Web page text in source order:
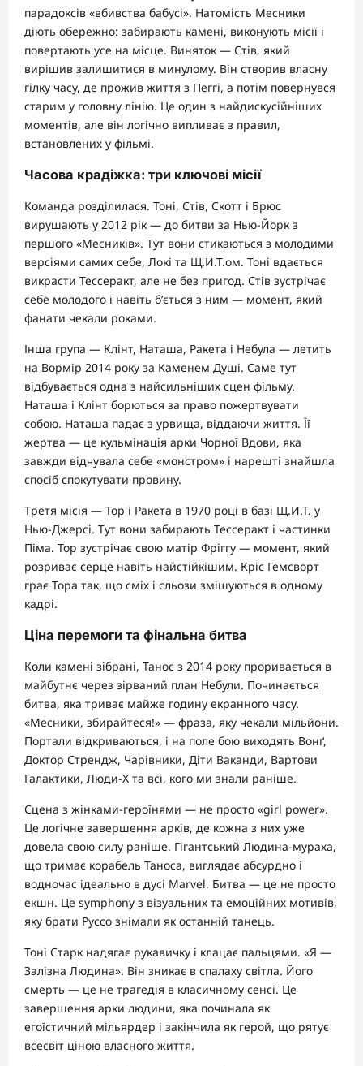
парадоксів «вбивства бабусі». Натомість Месники
діють обережно: забирають камені, виконують місії і
повертають усе на місце. Виняток — Стів, який
вирішив залишитися в минулому. Він створив власну
гілку часу, де прожив життя з Пеггі, а потім повернувся
старим у головну лінію. Це один з найдискусійніших
моментів, але він логічно випливає з правил,
встановлених у фільмі.
Часова крадіжка: три ключові місії
Команда розділилася. Тоні, Стів, Скотт і Брюс
вирушають у 2012 рік — до битви за Нью-Йорк з
першого «Месників». Тут вони стикаються з молодими
версіями самих себе, Локі та Щ.И.Т.ом. Тоні вдається
викрасти Тессеракт, але не без пригод. Стів зустрічає
себе молодого і навіть б’ється з ним — момент, який
фанати чекали роками.
Інша група — Клінт, Наташа, Ракета і Небула — летить
на Вормір 2014 року за Каменем Душі. Саме тут
відбувається одна з найсильніших сцен фільму.
Наташа і Клінт борються за право пожертвувати
собою. Наташа падає з урвища, віддаючи життя. Її
жертва — це кульмінація арки Чорної Вдови, яка
завжди відчувала себе «монстром» і нарешті знайшла
спосіб спокутувати провину.
Третя місія — Тор і Ракета в 1970 році в базі Щ.И.Т. у
Нью-Джерсі. Тут вони забирають Тессеракт і частинки
Піма. Тор зустрічає свою матір Фріггу — момент, який
розриває серце навіть найстійкішим. Кріс Гемсворт
грає Тора так, що сміх і сльози змішуються в одному
кадрі.
Ціна перемоги та фінальна битва
Коли камені зібрані, Танос з 2014 року проривається в
майбутнє через зірваний план Небули. Починається
битва, яка триває майже годину екранного часу.
«Месники, збирайтеся!» — фраза, яку чекали мільйони.
Портали відкриваються, і на поле бою виходять Вонґ,
Доктор Стрендж, Чарівники, Діти Ваканди, Вартови
Галактики, Люди-Х та всі, кого ми знали раніше.
Сцена з жінками-героїнями — не просто «girl power».
Це логічне завершення арків, де кожна з них уже
довела свою силу раніше. Гігантський Людина-мураха,
що тримає корабель Таноса, виглядає абсурдно і
водночас ідеально в дусі Marvel. Битва — це не просто
екшн. Це symphony з візуальних та емоційних мотивів,
яку брати Руссо знімали як останній танець.
Тоні Старк надягає рукавичку і клацає пальцями. «Я —
Залізна Людина». Він зникає в спалаху світла. Його
смерть — це не трагедія в класичному сенсі. Це
завершення арки людини, яка починала як
егоїстичний мільярдер і закінчила як герой, що рятує
всесвіт ціною власного життя.